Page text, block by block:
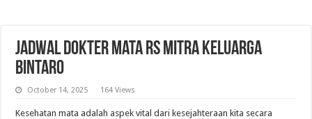
Jadwal Dokter Mata RS Mitra Keluarga
Bintaro
October 14, 2025 164 Views
Kesehatan mata adalah aspek vital dari kesejahteraan kita secara